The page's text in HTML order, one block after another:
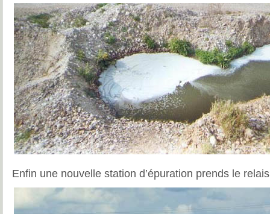
Enfin une nouvelle station d’épuration prends le